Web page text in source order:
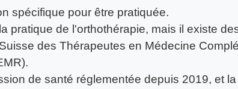
spécifique pour être pratiquée.
pratique de l'orthothérapie, mais il existe
des Thérapeutes en Médecine
de santé réglementée depuis 2019, et